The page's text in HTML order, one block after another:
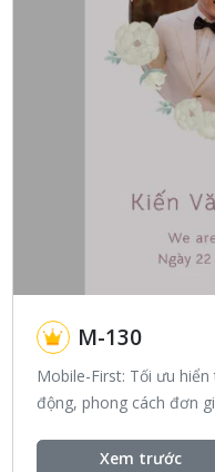
M-130
Mobile-First: Tối ưu
động, phong cách đơn
Xem trước